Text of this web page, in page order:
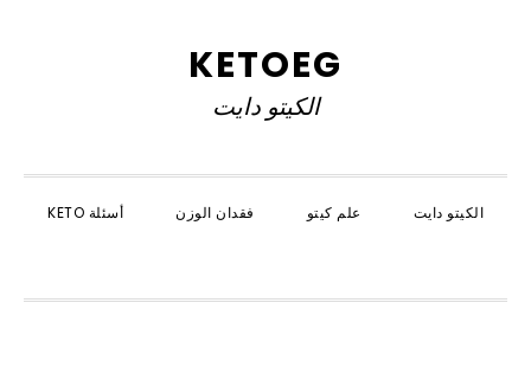
KETOEG
الكيتو دايت
الكيتو دايت علم كيتو فقدان الوزن أسئلة KETO